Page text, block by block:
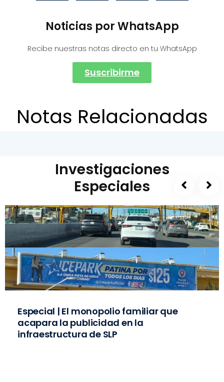
Noticias por WhatsApp
Recibe nuestras notas directo en tu WhatsApp
Suscribirme
Notas Relacionadas
Investigaciones
Especiales
Especial | El monopolio familiar que
acapara la publicidad en la
infraestructura de SLP